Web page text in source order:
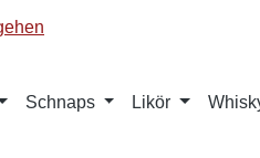
springen
Schnaps Likör